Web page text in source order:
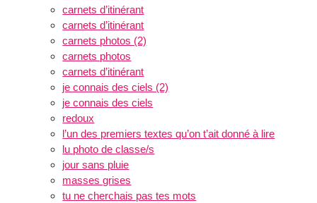
carnets d’itinérant
carnets d’itinérant
carnets photos (2)
carnets photos
carnets d’itinérant
je connais des ciels (2)
je connais des ciels
redoux
l’un des premiers textes qu’on t’ait donné à lire
lu photo de classe/s
jour sans pluie
masses grises
tu ne cherchais pas tes mots